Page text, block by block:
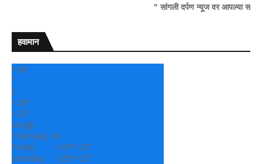
" सांगली दर्पण न्यूज वर आपल्या सर्वांचे सहर्ष
हवामान
+28
°
C
+28°
+22°
Sangli
Thursday, 06
Friday
+29°+23°
Saturday
+28°+22°